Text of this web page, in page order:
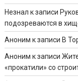
Незнал к записи
подозреваются в
Аноним к записи В
Аноним к записи
«прокатили» со